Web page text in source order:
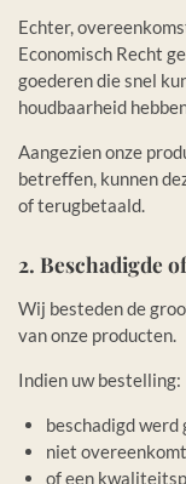
Echter,
Economisch Recht
goederen die snel
houdbaarheid
Aangezien onze
betreffen, kunnen
of terugbetaald.
2. Beschadigde
Wij besteden de
van onze producten.
Indien uw bestelling:
beschadigd werd
niet
of een